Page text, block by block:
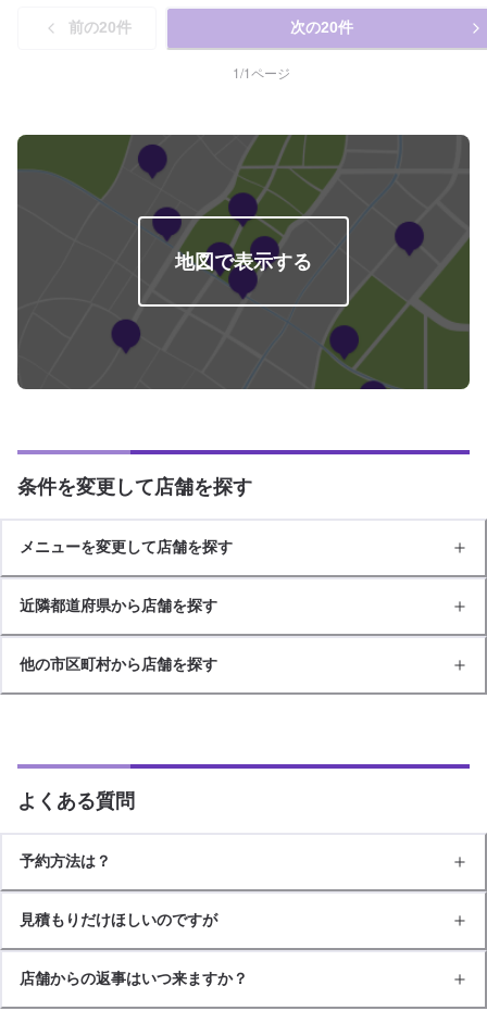
前の20件 次の20件
1/1ページ
地図で表示する
条件を変更して店舗を探す
メニューを変更して店舗を探す
近隣都道府県から店舗を探す
他の市区町村から店舗を探す
よくある質問
予約方法は？
見積もりだけほしいのですが
店舗からの返事はいつ来ますか？